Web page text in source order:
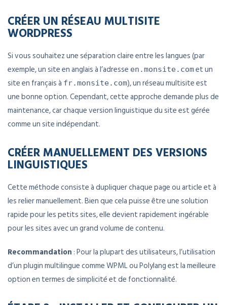
CRÉER UN RÉSEAU MULTISITE
WORDPRESS
Si vous souhaitez une séparation claire entre les langues (par
exemple, un site en anglais à l’adresse en.monsite.comet un
site en français à fr.monsite.com), un réseau multisite est
une bonne option. Cependant, cette approche demande plus de
maintenance, car chaque version linguistique du site est gérée
comme un site indépendant.
CRÉER MANUELLEMENT DES VERSIONS
LINGUISTIQUES
Cette méthode consiste à dupliquer chaque page ou article et à
les relier manuellement. Bien que cela puisse être une solution
rapide pour les petits sites, elle devient rapidement ingérable
pour les sites avec un grand volume de contenu.
Recommandation : Pour la plupart des utilisateurs, l’utilisation
d’un plugin multilingue comme WPML ou Polylang est la meilleure
option en termes de simplicité et de fonctionnalité.